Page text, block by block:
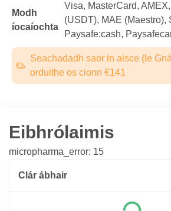
Modh
íocaíochta
Visa, MasterCard,
(USDТ), MAE (Maestro),
Paysafe:cash,
Seachadadh saor in aisce (le
orduithe os cionn €141
Eibhrólaimis
micropharma_error: 15
Clár ábhair